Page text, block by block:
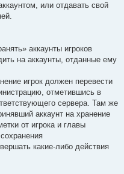
или отдавать свой
аккаунты игроков
на аккаунты, отданные ему
игрок должен перевести
отметившись в
сервера. Там же
аккаунт на хранение
от игрока и главы
какие-либо действия